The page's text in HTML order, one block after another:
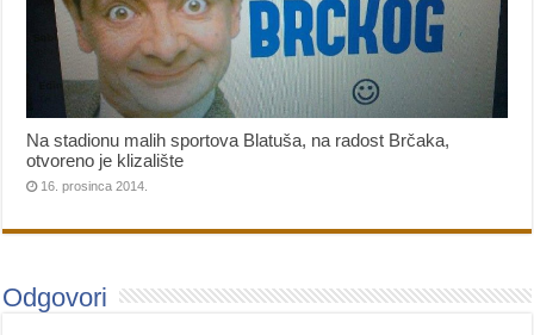
Na stadionu malih sportova Blatuša, na radost Brčaka,
otvoreno je klizalište
16. prosinca 2014.
Odgovori